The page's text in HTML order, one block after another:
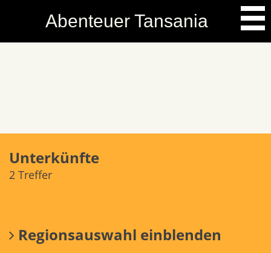
content
Abenteuer Tansania
Unterkünfte
2 Treffer
Regionsauswahl einblenden